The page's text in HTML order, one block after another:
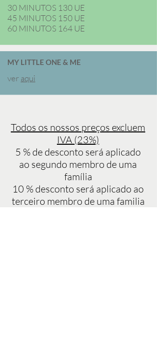
30 MINUTOS 130 UE
45 MINUTOS 150 UE
60 MINUTOS 164 UE
MY LITTLE ONE & ME
ver aqui
Todos os nossos preços excluem
IVA (23%)
5 % de desconto será aplicado
ao segundo membro de uma
família
10 % desconto será aplicado ao
terceiro membro de uma familia